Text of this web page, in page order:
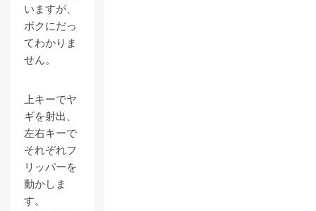
いますが、
ボクにだっ
てわかりま
せん。
上キーでヤ
ギを射出、
左右キーで
それぞれフ
リッパーを
動かしま
す。